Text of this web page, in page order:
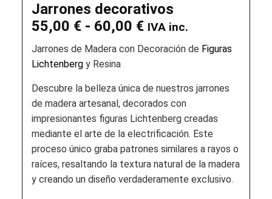
Jarrones decorativos
55,00 € - 60,00 € IVA inc.
Jarrones de Madera con Decoración de Figuras
Lichtenbergy Resina
Descubre la belleza única de nuestros jarrones
de madera artesanal, decorados con
impresionantes figuras Lichtenberg creadas
mediante el arte de la electrificación. Este
proceso único graba patrones similares a rayos o
raíces, resaltando la textura natural de la madera
y creando un diseño verdaderamente exclusivo.